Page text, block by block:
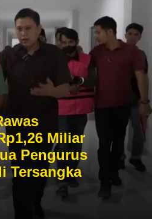
Miliar
Pengurus
Tersangka